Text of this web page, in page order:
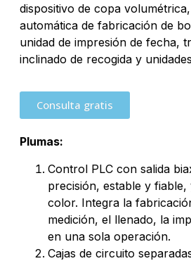
dispositivo de copa
automática de fabricación de
unidad de impresión de fecha,
inclinado de recogida y
Consulta gratis
Plumas:
Control PLC con salida
precisión, estable y
color. Integra la
medición, el llenado, la
en una sola operación.
Cajas de circuito